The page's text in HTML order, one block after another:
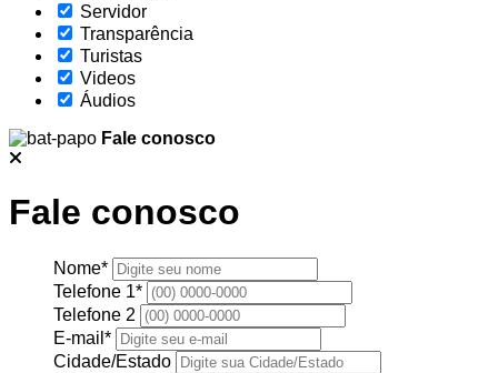
Servidor
Transparência
Turistas
Videos
Áudios
Fale conosco
Fale conosco
Nome*
Telefone 1*
Telefone 2
E-mail*
Cidade/Estado